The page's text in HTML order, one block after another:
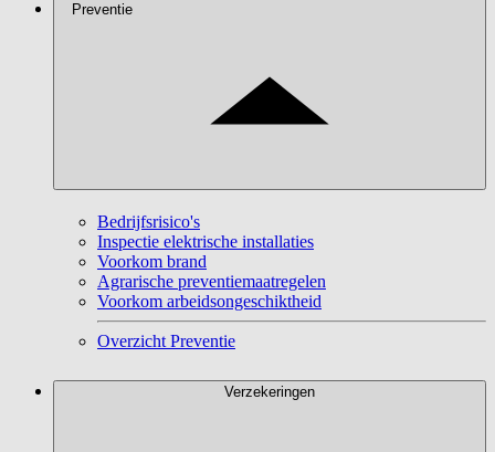
Preventie
Bedrijfsrisico's
Inspectie elektrische installaties
Voorkom brand
Agrarische preventiemaatregelen
Voorkom arbeidsongeschiktheid
Overzicht Preventie
Verzekeringen